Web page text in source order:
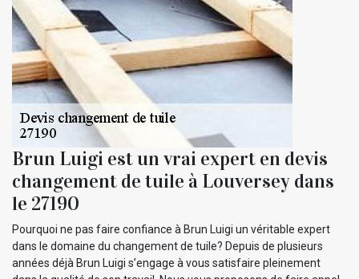
Brun Luigi est un vrai expert en devis
changement de tuile à Louversey dans
le 27190
Pourquoi ne pas faire confiance à Brun Luigi un véritable expert
dans le domaine du changement de tuile? Depuis de plusieurs
années déjà Brun Luigi s’engage à vous satisfaire pleinement